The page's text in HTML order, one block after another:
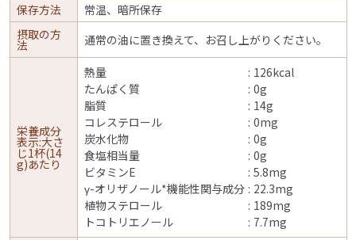
保存方法
常温、暗所保存
摂取の方
法 通常の油に置き換えて、お召し上がりください。
栄養成分
表示:大さ
じ1杯(14
g)あたり
熱量
126kcal
たんぱく質
0g
脂質
14g
コレステロール
0mg
炭水化物
0g
食塩相当量
0g
ビタミンE
5.8mg
γ-オリザノール*機能性関与成分
22.3mg
植物ステロール
189mg
トコトリエノール
7.7mg